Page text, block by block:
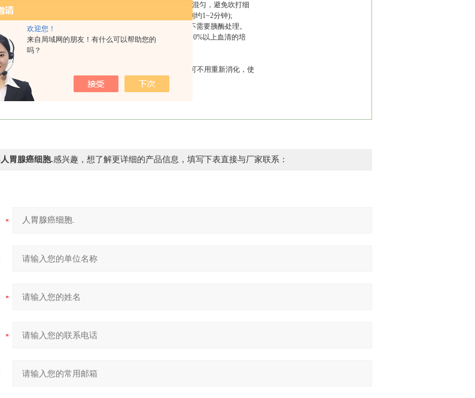
欢迎您！
来自局域网的朋友！有什么可以帮助您的
吗？
酶EDTA溶液，0.25%重悬细胞，混匀即可，建议震动离心管混匀，避免吹打细
化细胞，根据细胞特性决定消化时间(TM3、TM4、293 系列约1~2分钟);
能使用胰酶消化，请注意查看细胞说明书;单颗漂浮的细胞不需要胰酶处理。
液枪轻轻吹打细胞悬液，使细胞团分散，迅速加入3-5ml含10%以上血清的培
，离心(1200rpm 3min)去除胰酶;
胞完培混匀，按比例接入无菌培养瓶中;
胞是否成均匀分散的单颗细胞，若有3-5个成团的小细胞团可不用重新消化，使
长稳定后再次传代消散细胞。
科学研究，不可作为动物或人类疾病的治疗产品使用。
胃腺癌细胞.感兴趣，想了解更详细的产品信息，填写下表直接与厂家联系：